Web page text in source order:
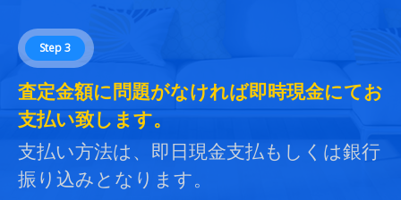
Step 3
査定金額に問題がなければ即時現金にてお
支払い致します。
支払い方法は、即日現金支払もしくは銀行
振り込みとなります。